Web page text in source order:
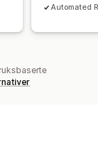
Automated